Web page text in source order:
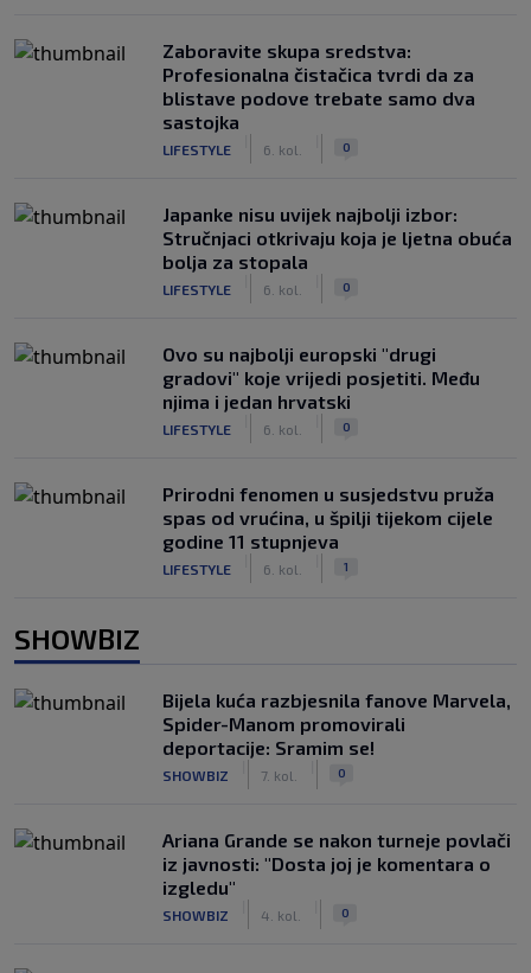
Zaboravite skupa sredstva:
Profesionalna čistačica tvrdi da za
blistave podove trebate samo dva
sastojka
LIFESTYLE 6. kol. 0
Japanke nisu uvijek najbolji izbor:
Stručnjaci otkrivaju koja je ljetna obuća
bolja za stopala
LIFESTYLE 6. kol. 0
Ovo su najbolji europski "drugi
gradovi" koje vrijedi posjetiti. Među
njima i jedan hrvatski
LIFESTYLE 6. kol. 0
Prirodni fenomen u susjedstvu pruža
spas od vrućina, u špilji tijekom cijele
godine 11 stupnjeva
LIFESTYLE 6. kol. 1
SHOWBIZ
Bijela kuća razbjesnila fanove Marvela,
Spider-Manom promovirali
deportacije: Sramim se!
SHOWBIZ 7. kol. 0
Ariana Grande se nakon turneje povlači
iz javnosti: "Dosta joj je komentara o
izgledu"
SHOWBIZ 4. kol. 0